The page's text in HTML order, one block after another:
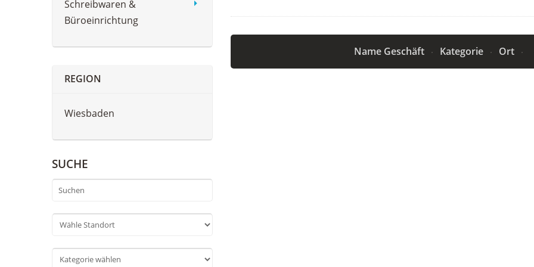
Name Geschäft Kategorie Ort
Schreibwaren &
Büroeinrichtung
REGION
Wiesbaden
SUCHE